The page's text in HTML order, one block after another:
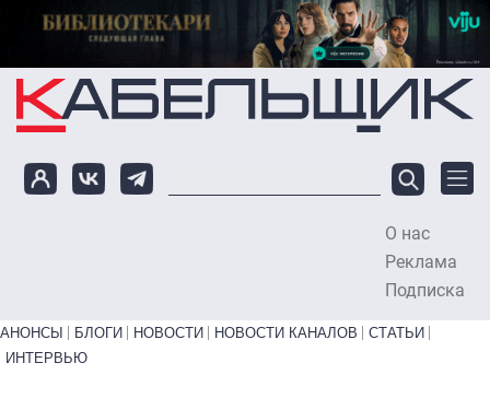
Перейти к основному содержанию
О нас
Реклама
Подписка
Primary links bottom
АНОНСЫ БЛОГИ НОВОСТИ НОВОСТИ КАНАЛОВ
СТАТЬИ
ИНТЕРВЬЮ